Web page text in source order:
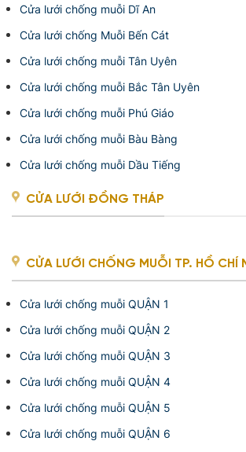
Cửa lưới chống muỗi Dĩ An
Cửa lưới chống Muỗi Bến Cát
Cửa lưới chống muỗi Tân Uyên
Cửa lưới chống muỗi Bắc Tân Uyên
Cửa lưới chống muỗi Phú Giáo
Cửa lưới chống muỗi Bàu Bàng
Cửa lưới chống muỗi Dầu Tiếng
CỬA LƯỚI ĐỒNG THÁP
CỬA LƯỚI CHỐNG MUỖI TP. HỒ CHÍ
Cửa lưới chống muỗi QUẬN 1
Cửa lưới chống muỗi QUẬN 2
Cửa lưới chống muỗi QUẬN 3
Cửa lưới chống muỗi QUẬN 4
Cửa lưới chống muỗi QUẬN 5
Cửa lưới chống muỗi QUẬN 6